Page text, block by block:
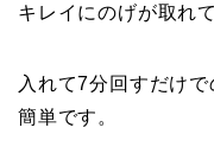
キレイにのげが取れ
入れて7分回すだけ
簡単です。